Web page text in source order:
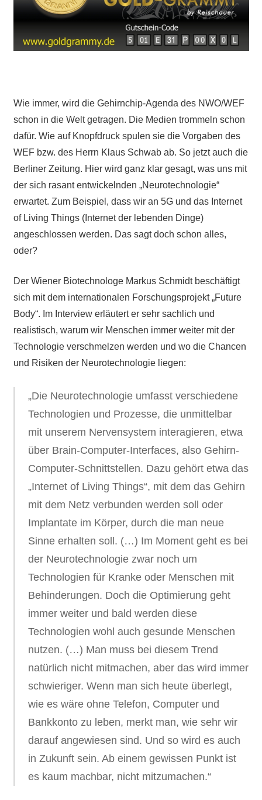
Wie immer, wird die Gehirnchip-Agenda des NWO/WEF
schon in die Welt getragen. Die Medien trommeln schon
dafür. Wie auf Knopfdruck spulen sie die Vorgaben des
WEF bzw. des Herrn Klaus Schwab ab. So jetzt auch die
Berliner Zeitung. Hier wird ganz klar gesagt, was uns mit
der sich rasant entwickelnden „Neurotechnologie“
erwartet. Zum Beispiel, dass wir an 5G und das Internet
of Living Things (Internet der lebenden Dinge)
angeschlossen werden. Das sagt doch schon alles,
oder?
Der Wiener Biotechnologe Markus Schmidt beschäftigt
sich mit dem internationalen Forschungsprojekt „Future
Body“. Im Interview erläutert er sehr sachlich und
realistisch, warum wir Menschen immer weiter mit der
Technologie verschmelzen werden und wo die Chancen
und Risiken der Neurotechnologie liegen:
„Die Neurotechnologie umfasst verschiedene
Technologien und Prozesse, die unmittelbar
mit unserem Nervensystem interagieren, etwa
über Brain-Computer-Interfaces, also Gehirn-
Computer-Schnittstellen. Dazu gehört etwa das
„Internet of Living Things“, mit dem das Gehirn
mit dem Netz verbunden werden soll oder
Implantate im Körper, durch die man neue
Sinne erhalten soll. (…) Im Moment geht es bei
der Neurotechnologie zwar noch um
Technologien für Kranke oder Menschen mit
Behinderungen. Doch die Optimierung geht
immer weiter und bald werden diese
Technologien wohl auch gesunde Menschen
nutzen. (…) Man muss bei diesem Trend
natürlich nicht mitmachen, aber das wird immer
schwieriger. Wenn man sich heute überlegt,
wie es wäre ohne Telefon, Computer und
Bankkonto zu leben, merkt man, wie sehr wir
darauf angewiesen sind. Und so wird es auch
in Zukunft sein. Ab einem gewissen Punkt ist
es kaum machbar, nicht mitzumachen.“